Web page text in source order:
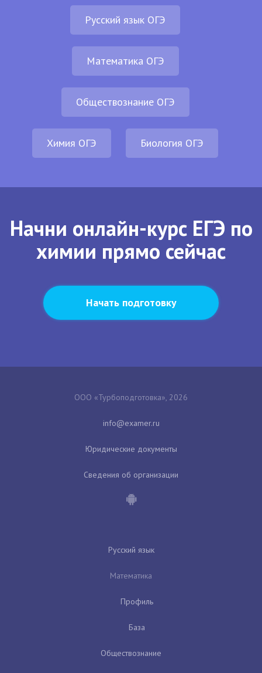
Русский язык ОГЭ
Математика ОГЭ
Обществознание ОГЭ
Химия ОГЭ Биология ОГЭ
Начни онлайн-курс ЕГЭ по
химии прямо сейчас
Начать подготовку
ООО «Турбоподготовка», 2026
Юридические документы
Сведения об организации
Русский язык
Математика
Профиль
База
Обществознание